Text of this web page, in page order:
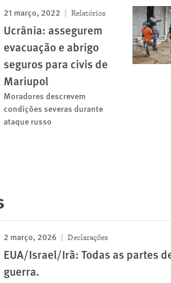
21 março, 2022 Relatórios
Ucrânia: assegurem
evacuação e abrigo
seguros para civis de
Mariupol
Moradores descrevem
condições severas durante
ataque russo
2 março, 2026 Declarações
EUA/Israel/Irã: Todas as partes
guerra.